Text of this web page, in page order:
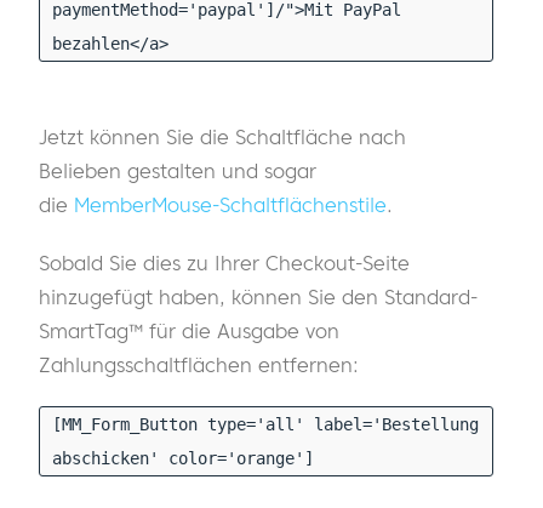
paymentMethod='paypal']/">Mit PayPal
bezahlen</a>
Jetzt können Sie die Schaltfläche nach
Belieben gestalten und sogar
die MemberMouse-Schaltflächenstile.
Sobald Sie dies zu Ihrer Checkout-Seite
hinzugefügt haben, können Sie den Standard-
SmartTag™ für die Ausgabe von
Zahlungsschaltflächen entfernen:
[MM_Form_Button type='all' label='Bestellung
abschicken' color='orange']